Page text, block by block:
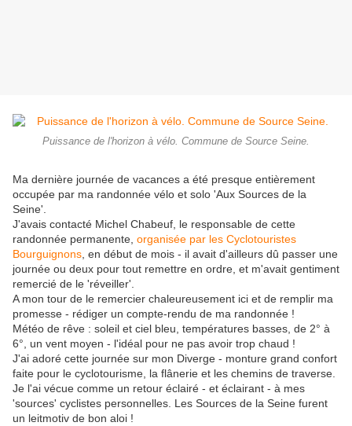
Puissance de l'horizon à vélo. Commune de Source Seine.
Ma dernière journée de vacances a été presque entièrement
occupée par ma randonnée vélo et solo 'Aux Sources de la
Seine'.
J'avais contacté Michel Chabeuf, le responsable de cette
randonnée permanente, organisée par les Cyclotouristes
Bourguignons , en début de mois - il avait d'ailleurs dû passer une
journée ou deux pour tout remettre en ordre, et m'avait gentiment
remercié de le 'réveiller'.
A mon tour de le remercier chaleureusement ici et de remplir ma
promesse - rédiger un compte-rendu de ma randonnée !
Météo de rêve : soleil et ciel bleu, températures basses, de 2° à
6°, un vent moyen - l'idéal pour ne pas avoir trop chaud !
J'ai adoré cette journée sur mon Diverge - monture grand confort
faite pour le cyclotourisme, la flânerie et les chemins de traverse.
Je l'ai vécue comme un retour éclairé - et éclairant - à mes
'sources' cyclistes personnelles. Les Sources de la Seine furent
un leitmotiv de bon aloi !